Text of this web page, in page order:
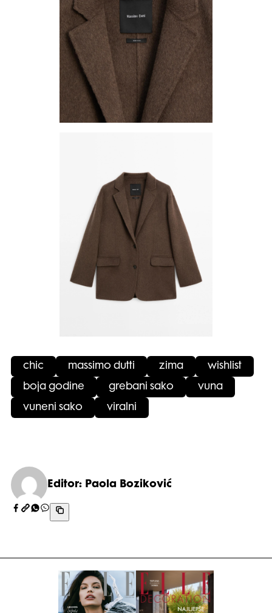
chic massimo dutti zima wishlist
boja godine grebani sako vuna
vuneni sako viralni
Editor: Paola Boziković